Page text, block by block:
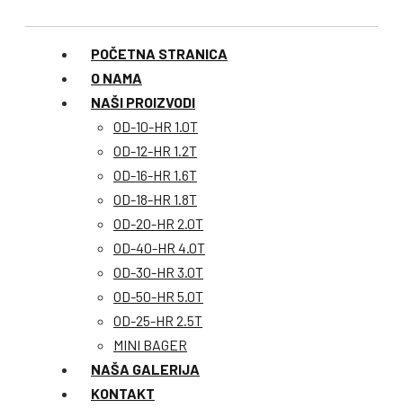
POČETNA STRANICA
O NAMA
NAŠI PROIZVODI
OD-10-HR 1.0T
OD-12-HR 1.2T
OD-16-HR 1.6T
OD-18-HR 1.8T
OD-20-HR 2.0T
OD-40-HR 4.0T
OD-30-HR 3.0T
OD-50-HR 5.0T
OD-25-HR 2.5T
MINI BAGER
NAŠA GALERIJA
KONTAKT